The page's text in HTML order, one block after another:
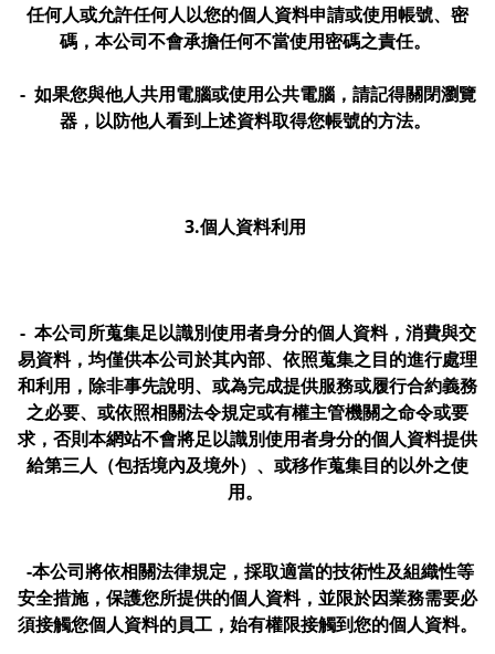
任何人或允許任何人以您的個人資料申請或使用帳號、密
碼，本公司不會承擔任何不當使用密碼之責任。
- 如果您與他人共用電腦或使用公共電腦，請記得關閉瀏覽
器，以防他人看到上述資料取得您帳號的方法。
3.個人資料利用
- 本公司所蒐集足以識別使用者身分的個人資料，消費與交
易資料，均僅供本公司於其內部、依照蒐集之目的進行處理
和利用，除非事先說明、或為完成提供服務或履行合約義務
之必要、或依照相關法令規定或有權主管機關之命令或要
求，否則本網站不會將足以識別使用者身分的個人資料提供
給第三人（包括境內及境外）、或移作蒐集目的以外之使
用。
-本公司將依相關法律規定，採取適當的技術性及組織性等
安全措施，保護您所提供的個人資料，並限於因業務需要必
須接觸您個人資料的員工，始有權限接觸到您的個人資料。